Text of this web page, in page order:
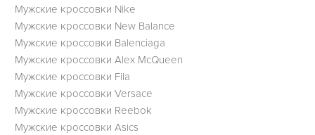
Мужские кроссовки Nike
Мужские кроссовки New Balance
Мужские кроссовки Balenciaga
Мужские кроссовки Alex McQueen
Мужские кроссовки Fila
Мужские кроссовки Versace
Мужские кроссовки Reebok
Мужские кроссовки Asics